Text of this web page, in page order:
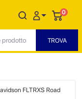
0
FLTRXS Road